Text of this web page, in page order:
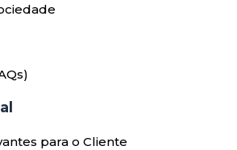
para o Cliente